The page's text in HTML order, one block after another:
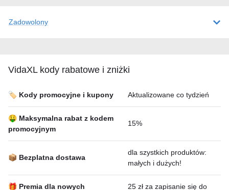
Zadowolony
VidaXL kody rabatowe i zniżki
🏷️ Kody promocyjne i kupony Aktualizowane co tydzień
🤑 Maksymalna rabat z kodem
promocyjnym
15%
📦 Bezplatna dostawa
dla szystkich produktów:
małych i dużych!
🎁 Premia dla nowych
25 zł za zapisanie się do